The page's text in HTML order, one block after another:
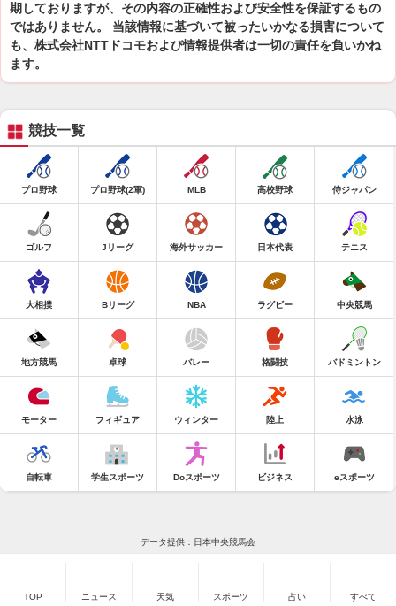
期しておりますが、その内容の正確性および安全性を保証するもの
ではありません。 当該情報に基づいて被ったいかなる損害について
も、株式会社NTTドコモおよび情報提供者は一切の責任を負いかね
ます。
競技一覧
プロ野球 プロ野球(2軍) MLB 高校野球 侍ジャパン
ゴルフ Jリーグ 海外サッカー 日本代表 テニス
大相撲 Bリーグ NBA ラグビー 中央競馬
地方競馬 卓球 バレー 格闘技 バドミントン
モーター フィギュア ウィンター 陸上 水泳
自転車 学生スポーツ Doスポーツ ビジネス eスポーツ
データ提供：日本中央競馬会
TOP ニュース 天気 スポーツ 占い すべて